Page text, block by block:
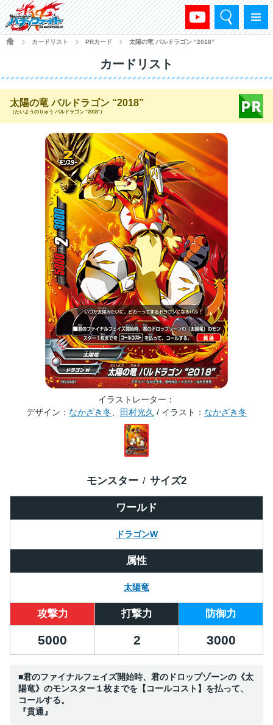
メニュー
検索
HOME
カードリスト PRカード 太陽の竜 バルドラゴン “2018”
カードリスト
太陽の竜 バルドラゴン “2018”
（たいようのりゅう バルドラゴン “2018”）
イラストレーター
デザイン： なかざき冬 田村光久 / イラスト： なかざき冬
ワールド
ドラゴンW
モンスター サイズ2
属性
太陽竜
攻撃力 打撃力 防御力
5000 2 3000
■君のファイナルフェイズ開始時、君のドロップゾーンの《太
陽竜》のモンスター１枚までを【コールコスト】を払って、
コールする。
『貫通』